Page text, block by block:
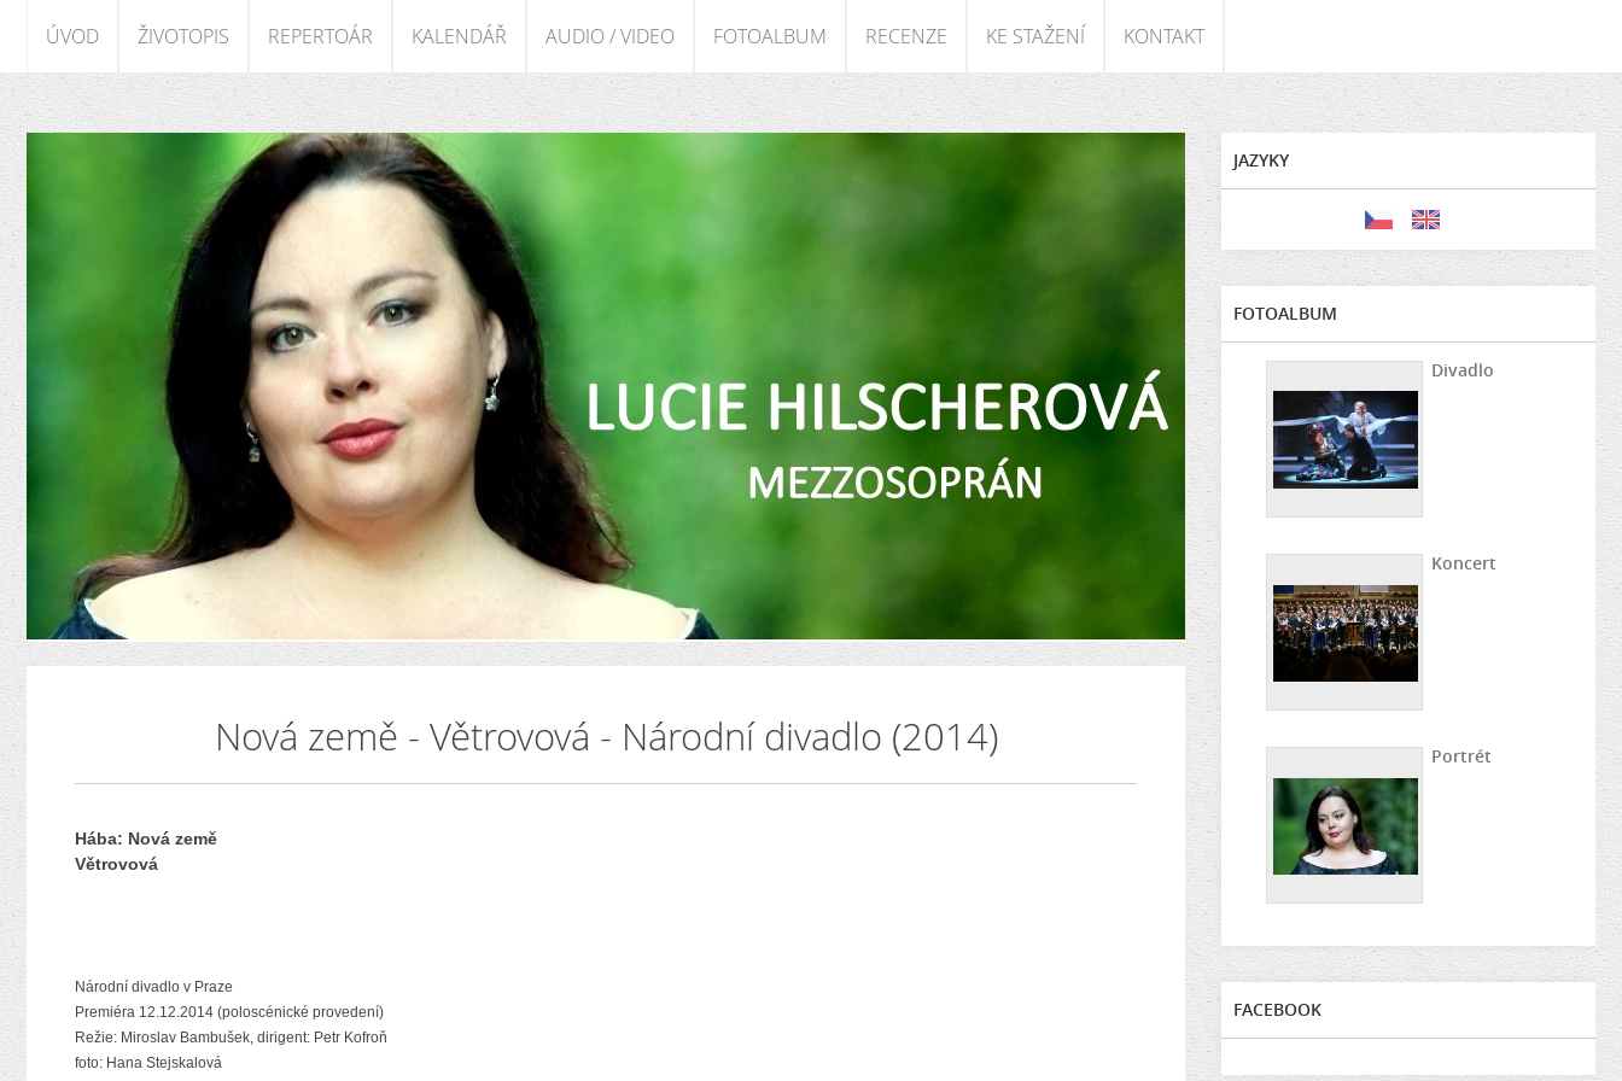
ÚVOD ŽIVOTOPIS REPERTOÁR KALENDÁŘ AUDIO / VIDEO FOTOALBUM RECENZE KE STAŽENÍ KONTAKT
Nová země - Větrovová - Národní divadlo (2014)
Hába: Nová země
Větrovová
Národní divadlo v Praze
Premiéra 12.12.2014 (poloscénické provedení)
Režie: Miroslav Bambušek, dirigent: Petr Kofroň
foto: Hana Stejskalová
JAZYKY
FOTOALBUM
Divadlo
Koncert
Portrét
FACEBOOK